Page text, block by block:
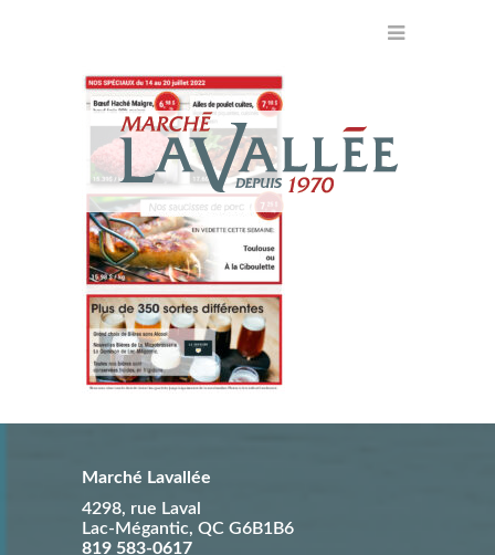
Marché Lavallée
4298, rue Laval
Lac-Mégantic, QC G6B1B6
819 583-0617